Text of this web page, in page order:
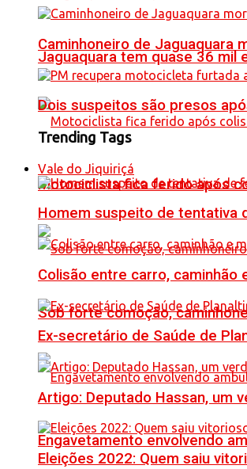
Jaguaquara tem quase 36 mil
Motociclista fica ferido após
Sob forte comoção,
Engavetamento envolvendo
Caminhoneiro de Jaguaquara
Dois suspeitos são presos
Trending Tags
Vale do Jiquiriçá
Homem suspeito de tentativa
Colisão entre carro,
Ex-secretário de Saúde de
Artigo: Deputado Hassan, um
Eleições 2022: Quem saiu